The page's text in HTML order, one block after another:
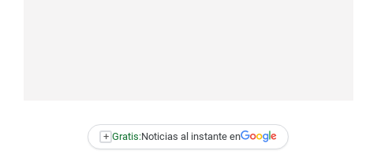
+ Gratis:Noticias al instante en